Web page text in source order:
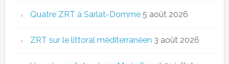
Quatre ZRT à Sarlat-Domme 5 août 2026
ZRT sur le littoral méditerranéen 3 août 2026